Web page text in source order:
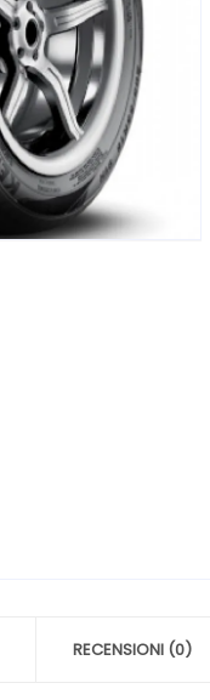
RECENSIONI (0)